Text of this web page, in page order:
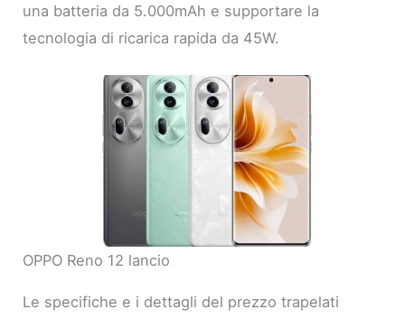
una batteria da 5.000mAh e supportare la
tecnologia di ricarica rapida da 45W.
OPPO Reno 12 lancio
Le specifiche e i dettagli del prezzo trapelati